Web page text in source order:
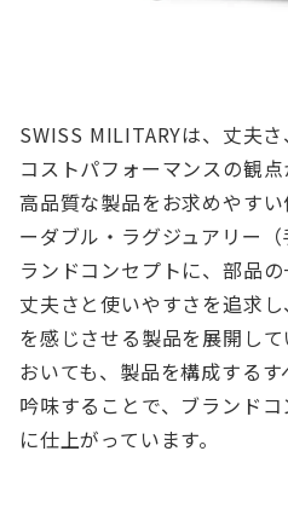
SWISS MILITARYは、丈夫さ
コストパフォーマンスの観点
高品質な製品をお求めやす
ーダブル・ラグジュアリー
ランドコンセプトに、部品の
丈夫さと使いやすさを追求
を感じさせる製品を展開し
おいても、製品を構成する
吟味することで、ブランド
に仕上がっています。